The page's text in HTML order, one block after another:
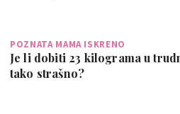
POZNATA MAMA ISKRENO
Je li dobiti 23 kilograma u
tako strašno?